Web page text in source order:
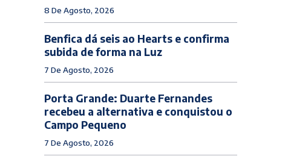
8 De Agosto, 2026
Benfica dá seis ao Hearts e confirma
subida de forma na Luz
7 De Agosto, 2026
Porta Grande: Duarte Fernandes
recebeu a alternativa e conquistou o
Campo Pequeno
7 De Agosto, 2026